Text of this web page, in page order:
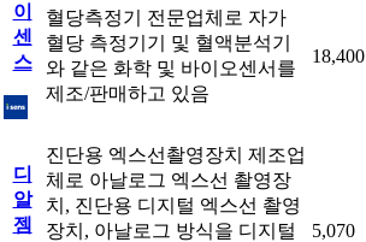
이
센
스
혈당측정기 전문업체로 자가
혈당 측정기기 및 혈액분석기
와 같은 화학 및 바이오센서를
제조/판매하고 있음
18,400
디
알
젬
진단용 엑스선촬영장치 제조업
체로 아날로그 엑스선 촬영장
치, 진단용 디지털 엑스선 촬영
장치, 아날로그 방식을 디지털
5,070